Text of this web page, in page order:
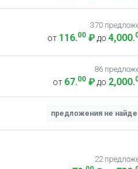
370
от 116.00 ₽ до 4,000.
86
от 67.00 ₽ до 2,000.
предложения не
22